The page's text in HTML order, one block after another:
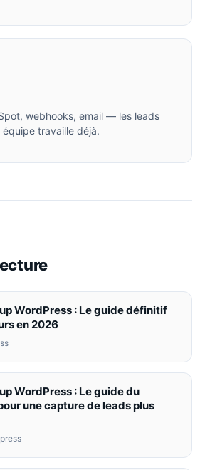
webhooks, email — les leads
travaille déjà.
WordPress : Le guide définitif
en 2026
WordPress : Le guide du
une capture de leads plus